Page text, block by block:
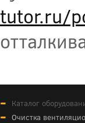
tutor.ru/
Каталог
Очистка